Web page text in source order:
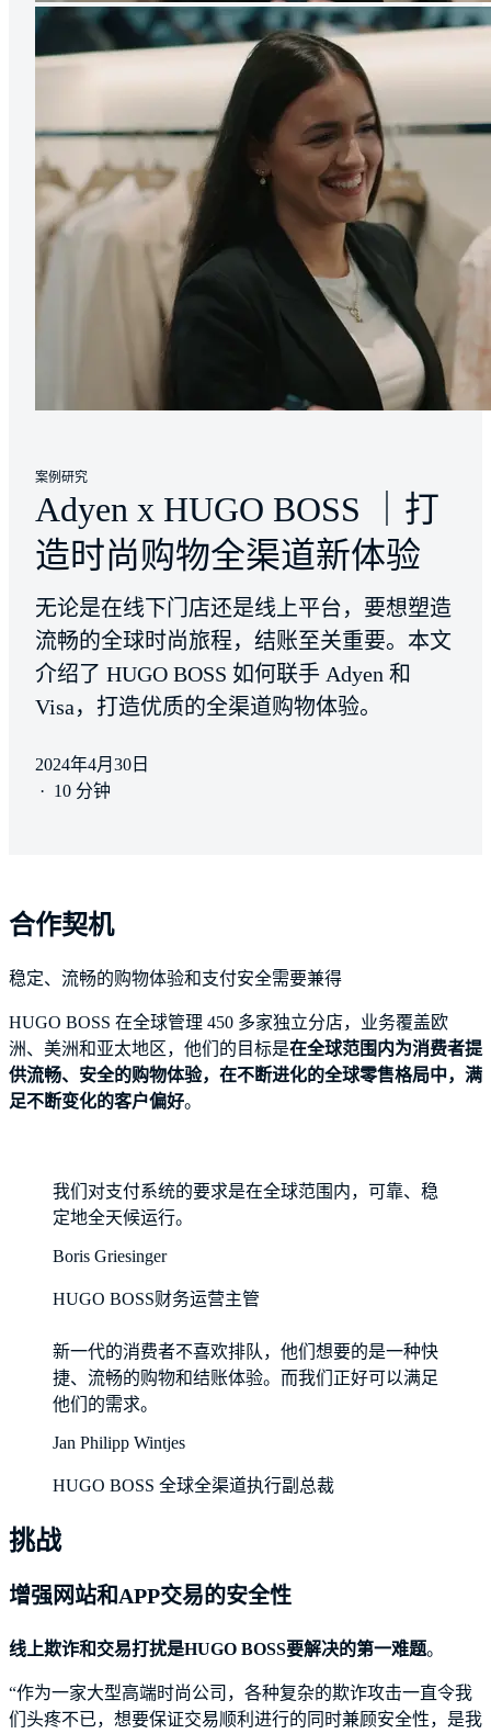
案例研究
Adyen x HUGO BOSS ｜打
造时尚购物全渠道新体验
无论是在线下门店还是线上平台，要想塑造
流畅的全球时尚旅程，结账至关重要。本文
介绍了 HUGO BOSS 如何联手 Adyen 和
Visa，打造优质的全渠道购物体验。
2024年4月30日
· 10 分钟
合作契机
稳定、流畅的购物体验和支付安全需要兼得
HUGO BOSS 在全球管理 450 多家独立分店，业务覆盖欧
洲、美洲和亚太地区，他们的目标是在全球范围内为消费者提
供流畅、安全的购物体验，在不断进化的全球零售格局中，满
足不断变化的客户偏好。
我们对支付系统的要求是在全球范围内，可靠、稳
定地全天候运行。
Boris Griesinger
HUGO BOSS财务运营主管
新一代的消费者不喜欢排队，他们想要的是一种快
捷、流畅的购物和结账体验。而我们正好可以满足
他们的需求。
Jan Philipp Wintjes
HUGO BOSS 全球全渠道执行副总裁
挑战
增强网站和APP交易的安全性
线上欺诈和交易打扰是HUGO BOSS要解决的第一难题。
“作为一家大型高端时尚公司，各种复杂的欺诈攻击一直令我
们头疼不已，想要保证交易顺利进行的同时兼顾安全性，是我